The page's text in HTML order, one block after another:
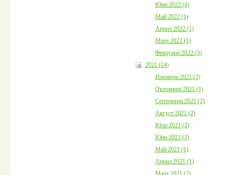
Юни 2022 (4)
Май 2022 (1)
Април 2022 (1)
Март 2022 (1)
Февруари 2022 (3)
2021 (24)
Ноември 2021 (2)
Октомври 2021 (1)
Септември 2021 (2)
Август 2021 (2)
Юли 2021 (2)
Юни 2021 (2)
Май 2021 (1)
Април 2021 (1)
Март 2021 (2)